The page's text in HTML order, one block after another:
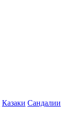
Казаки Сандалии